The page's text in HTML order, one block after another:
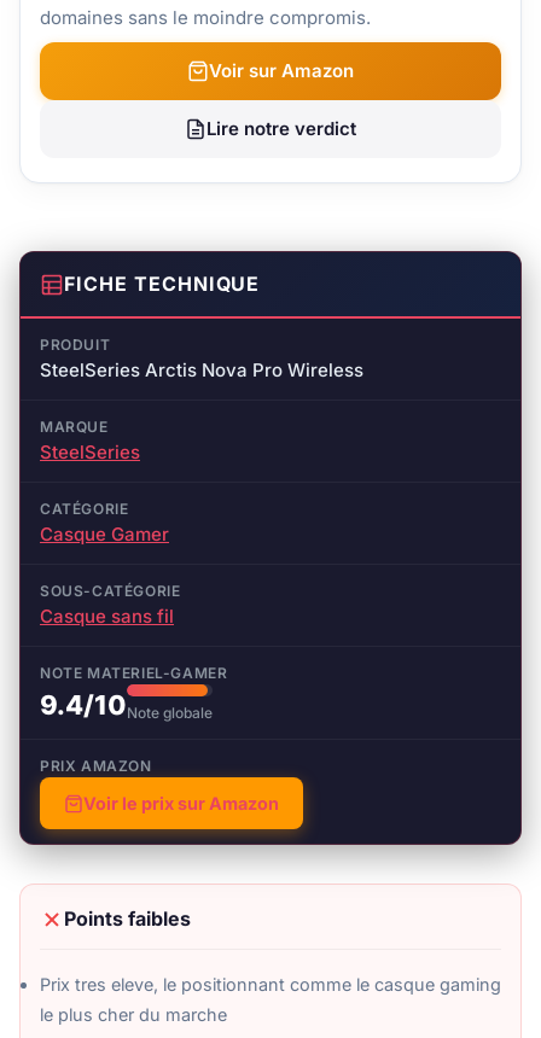
domaines sans le moindre compromis.
Voir sur Amazon
Lire notre verdict
FICHE TECHNIQUE
PRODUIT
SteelSeries Arctis Nova Pro Wireless
MARQUE
SteelSeries
CATÉGORIE
Casque Gamer
SOUS-CATÉGORIE
Casque sans fil
NOTE MATERIEL-GAMER
9.4/10Note globale
PRIX AMAZON
Voir le prix sur Amazon
Points faibles
Prix tres eleve, le positionnant comme le casque gaming
le plus cher du marche